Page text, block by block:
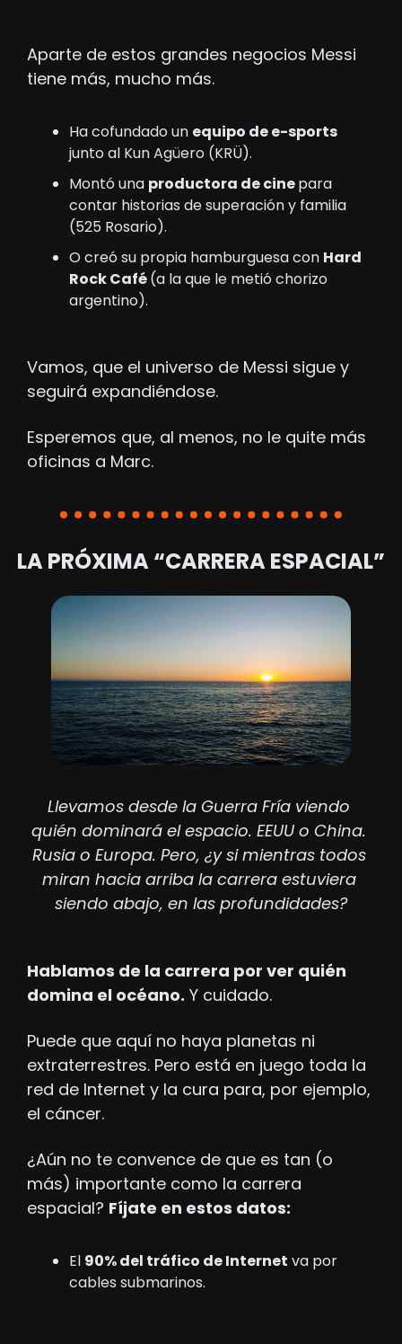
Aparte de estos grandes negocios Messi
tiene más, mucho más.
Ha cofundado un equipo de e-sports
junto al Kun Agüero (KRÜ).
Montó una productora de cine para
contar historias de superación y familia
(525 Rosario).
O creó su propia hamburguesa con Hard
Rock Café (a la que le metió chorizo
argentino).
Vamos, que el universo de Messi sigue y
seguirá expandiéndose.
Esperemos que, al menos, no le quite más
oficinas a Marc.
LA PRÓXIMA “CARRERA ESPACIAL”
Llevamos desde la Guerra Fría viendo
quién dominará el espacio. EEUU o China.
Rusia o Europa. Pero, ¿y si mientras todos
miran hacia arriba la carrera estuviera
siendo abajo, en las profundidades?
Hablamos de la carrera por ver quién
domina el océano. Y cuidado.
Puede que aquí no haya planetas ni
extraterrestres. Pero está en juego toda la
red de Internet y la cura para, por ejemplo,
el cáncer.
¿Aún no te convence de que es tan (o
más) importante como la carrera
espacial? Fíjate en estos datos:
El 90% del tráfico de Internet va por
cables submarinos.